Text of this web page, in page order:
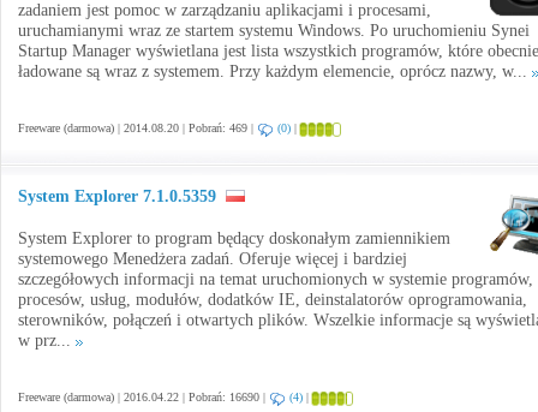
zadaniem jest pomoc w zarządzaniu aplikacjami i procesami,
uruchamianymi wraz ze startem systemu Windows. Po uruchomieniu Synei
Startup Manager wyświetlana jest lista wszystkich programów, które obecnie
ładowane są wraz z systemem. Przy każdym elemencie, oprócz nazwy, w...
Freeware (darmowa) | 2014.08.20 | Pobrań: 469 | (0) |
System Explorer 7.1.0.5359
System Explorer to program będący doskonałym zamiennikiem
systemowego Menedżera zadań. Oferuje więcej i bardziej
szczegółowych informacji na temat uruchomionych w systemie programów,
procesów, usług, modułów, dodatków IE, deinstalatorów oprogramowania,
sterowników, połączeń i otwartych plików. Wszelkie informacje są
w prz...
Freeware (darmowa) | 2016.04.22 | Pobrań: 16690 | (4) |